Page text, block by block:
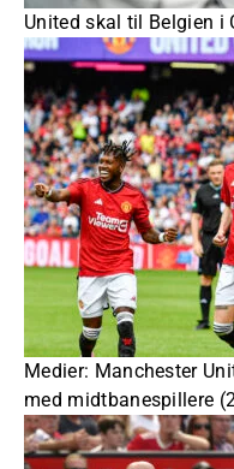
United skal til Belgien i
Medier: Manchester
med midtbanespillere